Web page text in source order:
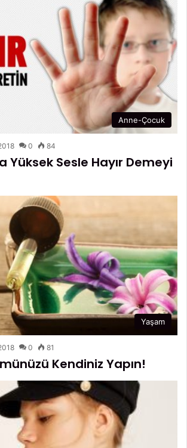
Anne-Çocuk
0 84
Yüksek Sesle Hayır Demeyi
Yaşam
0 81
Kendiniz Yapın!